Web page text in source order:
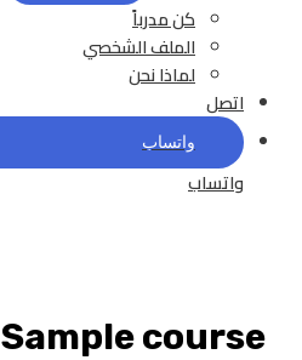
كن مدرباً
الملف الشخصي
لماذا نحن
اتصل
واتساب
واتساب
Sample course